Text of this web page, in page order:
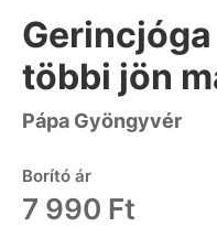
többi jön
Pápa Gyöngyvér
Borító ár
7 990 Ft